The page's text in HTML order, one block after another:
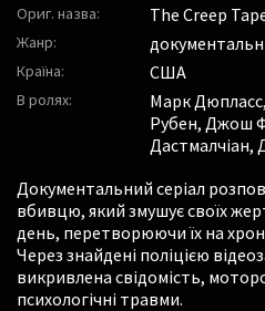
Ориг. назва: The Creep
Жанр:
Країна: США
В ролях: Марк Дюпласс,
Рубен, Джош
Дастмалчіан,
Документальний серіал
вбивцю, який змушує своїх
день, перетворюючи їх на
Через знайдені поліцією
викривлена свідомість,
психологічні травми.